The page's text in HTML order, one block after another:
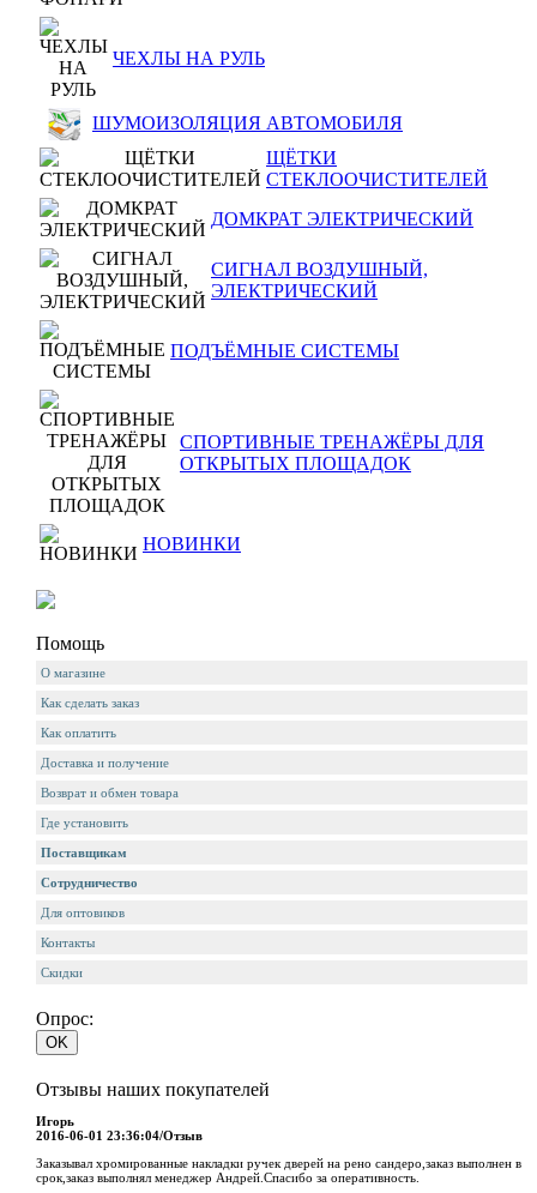
ЧЕХЛЫ НА РУЛЬ
ШУМОИЗОЛЯЦИЯ АВТОМОБИЛЯ
ЩЁТКИ
СТЕКЛООЧИСТИТЕЛЕЙ
ДОМКРАТ ЭЛЕКТРИЧЕСКИЙ
СИГНАЛ ВОЗДУШНЫЙ,
ЭЛЕКТРИЧЕСКИЙ
ПОДЪЁМНЫЕ СИСТЕМЫ
СПОРТИВНЫЕ ТРЕНАЖЁРЫ ДЛЯ
ОТКРЫТЫХ ПЛОЩАДОК
НОВИНКИ
Помощь
О магазине
Как сделать заказ
Как оплатить
Доставка и получение
Возврат и обмен товара
Где установить
Поставщикам
Сотрудничество
Для оптовиков
Контакты
Cкидки
Опрос:
Отзывы наших покупателей
Игорь
2016-06-01 23:36:04/Отзыв
Заказывал хромированные накладки ручек дверей на рено сандеро,заказ выполнен в
срок,заказ выполнял менеджер Андрей.Спасибо за оперативность.